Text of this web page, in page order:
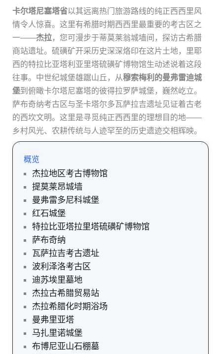
卡尔塔尼塞塔省以其远离热门旅游路线的纯正西西里风
情令人惊喜。这里有希腊时期西西里最重要的考古区之
一——杰拉，您可漫步于蒂莫莱翁城墙间，探访古希腊
商站遗址。硫磺矿开采历史深深烙印在这片土地，里耶
西的特拉比亚塔利亚里塔硫磺矿博物馆生动述说着这段
往事。中世纪城堡雄踞山丘，从穆索梅利的曼弗雷迪城
堡到俯瞰卡尔塔尼塞塔的彼得拉罗萨城堡，巍然屹立。
萨布奇纳考古区与圣卡塔尔多瓦萨拉吉遗址见证着古老
的西坎文明。这里是寻觅纯正西西里的理想目的地——
乡村风光、农耕传统与人迹罕至的历史遗迹交相辉映。
概览
杰拉地区考古博物馆
提莫莱昂城墙
曼弗雷多尼科城堡
红石城堡
特拉比亚塔拉里塔硫磺矿博物馆
萨布奇纳
瓦萨拉吉考古遗址
波利泽洛考古区
迪苏埃里墓地
杰拉古希腊贸易站
杰拉希腊化时期浴场
曼弗里亚塔
马扎里诺城堡
布博尼亚山石棚墓